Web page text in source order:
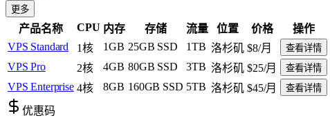
更多
产品名称 CPU 内存 存储 流量 位置 价格
操作
VPS Standard
1核 1GB 25GB SSD 1TB 洛杉矶 $8/月 查看详情
VPS Pro 2核 4GB 80GB SSD 3TB 洛杉矶 $25/月 查看详情
VPS Enterprise 4核 8GB 160GB SSD 5TB 洛杉矶 $45/月 查看详情
优惠码